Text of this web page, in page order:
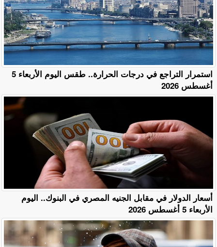
استمرار التراجع في درجات الحرارة.. طقس اليوم الأربعاء 5
أغسطس 2026
أسعار الدولار في مقابل الجنيه المصري في البنوك.. اليوم
الأربعاء 5 أغسطس 2026